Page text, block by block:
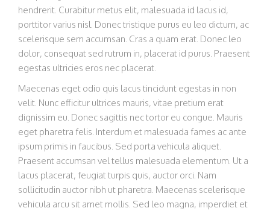
hendrerit. Curabitur metus elit, malesuada id lacus id,
porttitor varius nisl. Donec tristique purus eu leo dictum, ac
scelerisque sem accumsan. Cras a quam erat. Donec leo
dolor, consequat sed rutrum in, placerat id purus. Praesent
egestas ultricies eros nec placerat.
Maecenas eget odio quis lacus tincidunt egestas in non
velit. Nunc efficitur ultrices mauris, vitae pretium erat
dignissim eu. Donec sagittis nec tortor eu congue. Mauris
eget pharetra felis. Interdum et malesuada fames ac ante
ipsum primis in faucibus. Sed porta vehicula aliquet.
Praesent accumsan vel tellus malesuada elementum. Ut a
lacus placerat, feugiat turpis quis, auctor orci. Nam
sollicitudin auctor nibh ut pharetra. Maecenas scelerisque
vehicula arcu sit amet mollis. Sed leo magna, imperdiet et